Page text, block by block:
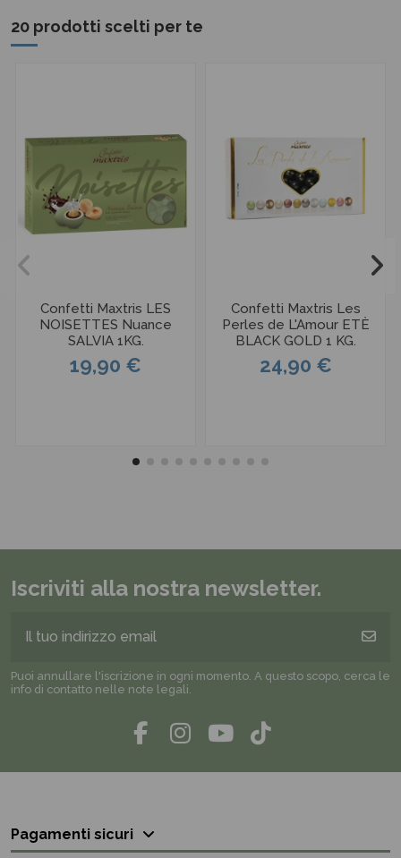
20 prodotti scelti per te
Confetti Maxtris LES
NOISETTES Nuance
SALVIA 1KG.
19,90 €
Confetti Maxtris Les
Perles de L'Amour ETÈ
BLACK GOLD 1 KG.
24,90 €
Iscriviti alla nostra newsletter.
Puoi annullare l'iscrizione in ogni momento. A questo scopo, cerca le
info di contatto nelle note legali.
Pagamenti sicuri